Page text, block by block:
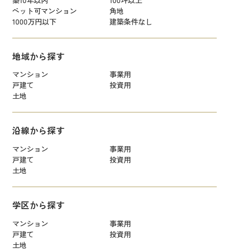
ペット可マンション
角地
1000万円以下
建築条件なし
地域から探す
マンション
事業用
戸建て
投資用
土地
沿線から探す
マンション
事業用
戸建て
投資用
土地
学区から探す
マンション
事業用
戸建て
投資用
土地